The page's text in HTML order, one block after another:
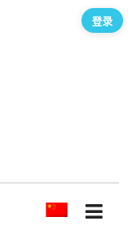
简体中文
登录